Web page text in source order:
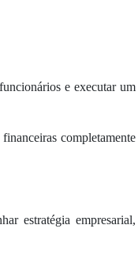
e executar um
completamente
estratégia empresarial,